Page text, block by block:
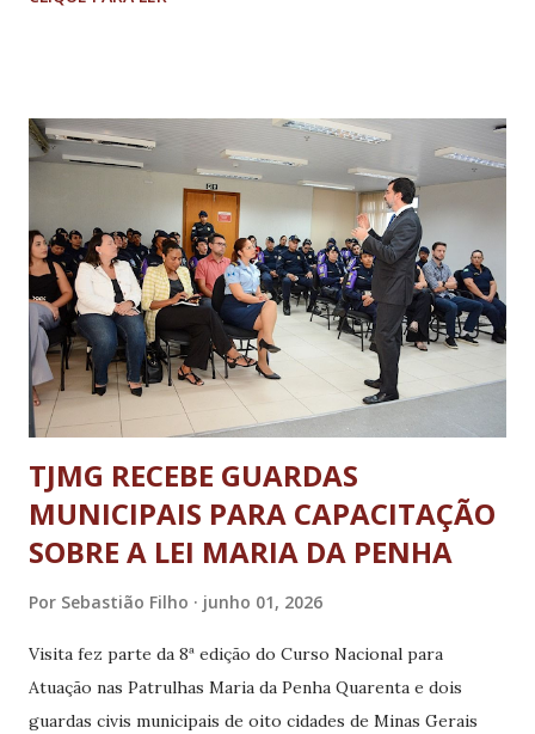
100 mil habitantes, a menor do país. Confira o ranking
83ff36abb6/g1-
dados/PDF/atlas_ranking%20_2024%20.pdf
TJMG RECEBE GUARDAS
MUNICIPAIS PARA CAPACITAÇÃO
SOBRE A LEI MARIA DA PENHA
Por Sebastião Filho junho 01, 2026
Visita fez parte da 8ª edição do Curso Nacional para
Atuação nas Patrulhas Maria da Penha Quarenta e dois
guardas civis municipais de oito cidades de Minas Gerais